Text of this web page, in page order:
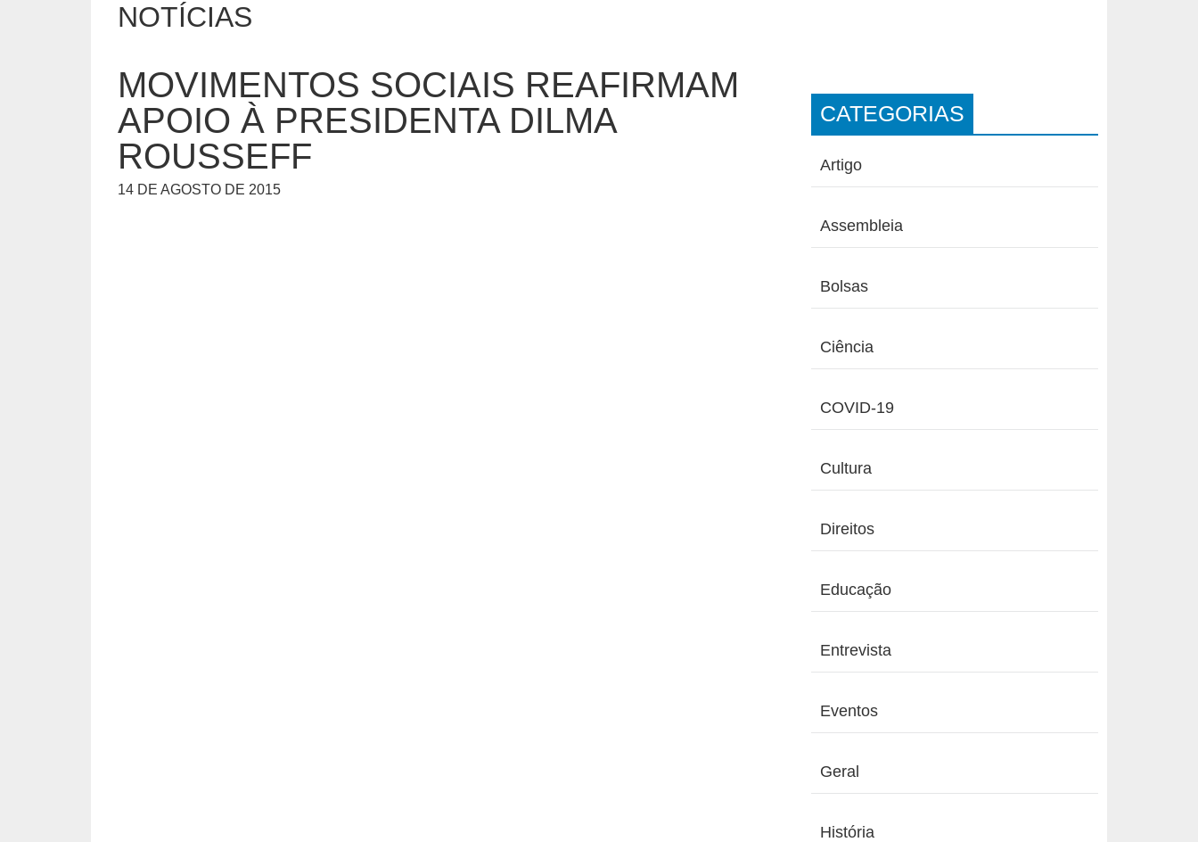
NOTÍCIAS
MOVIMENTOS SOCIAIS REAFIRMAM
APOIO À PRESIDENTA DILMA
ROUSSEFF
14 DE AGOSTO DE 2015
CATEGORIAS
Artigo
Assembleia
Bolsas
Ciência
COVID-19
Cultura
Direitos
Educação
Entrevista
Eventos
Geral
História